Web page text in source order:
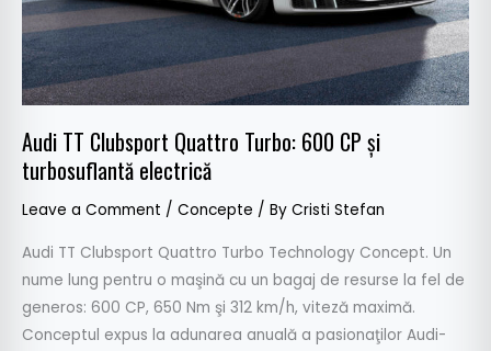
Audi TT Clubsport Quattro Turbo: 600 CP şi
turbosuflantă electrică
Leave a Comment / Concepte / By Cristi Stefan
Audi TT Clubsport Quattro Turbo Technology Concept. Un
nume lung pentru o maşină cu un bagaj de resurse la fel de
generos: 600 CP, 650 Nm şi 312 km/h, viteză maximă.
Conceptul expus la adunarea anuală a pasionaţilor Audi-
şi
turbosuflantă
electrică